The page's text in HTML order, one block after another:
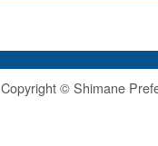
Copyright © Shimane